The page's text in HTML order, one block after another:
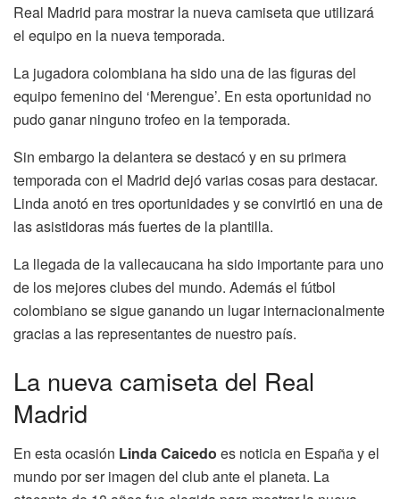
Real Madrid para mostrar la nueva camiseta que utilizará
el equipo en la nueva temporada.
La jugadora colombiana ha sido una de las figuras del
equipo femenino del ‘Merengue’. En esta oportunidad no
pudo ganar ninguno trofeo en la temporada.
Sin embargo la delantera se destacó y en su primera
temporada con el Madrid dejó varias cosas para destacar.
Linda anotó en tres oportunidades y se convirtió en una de
las asistidoras más fuertes de la plantilla.
La llegada de la vallecaucana ha sido importante para uno
de los mejores clubes del mundo. Además el fútbol
colombiano se sigue ganando un lugar internacionalmente
gracias a las representantes de nuestro país.
La nueva camiseta del Real
Madrid
En esta ocasión Linda Caicedo es noticia en España y el
mundo por ser imagen del club ante el planeta. La